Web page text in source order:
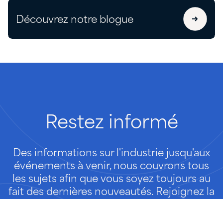
Découvrez notre blogue
Restez informé
Des informations sur l'industrie jusqu'aux
événements à venir, nous couvrons tous
les sujets afin que vous soyez toujours au
fait des dernières nouveautés. Rejoignez la